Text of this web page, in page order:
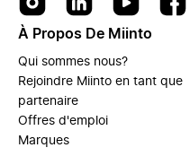
À Propos De Miinto
Qui sommes nous?
Rejoindre Miinto en tant que
partenaire
Offres d'emploi
Marques